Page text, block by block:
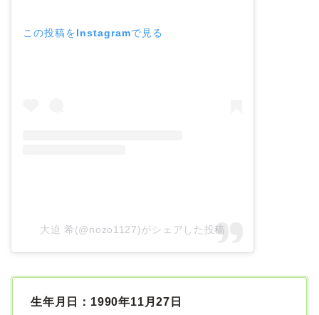
この投稿をInstagramで見る
大迫 希(@nozo1127)がシェアした投稿
生年月日：1990年11月27日